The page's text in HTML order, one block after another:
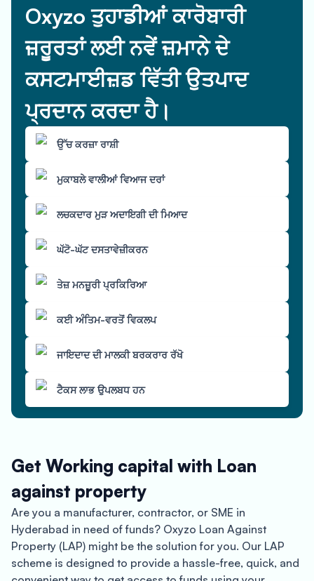
Oxyzo ਤੁਹਾਡੀਆਂ ਕਾਰੋਬਾਰੀ
ਜ਼ਰੂਰਤਾਂ ਲਈ ਨਵੇਂ ਜ਼ਮਾਨੇ ਦੇ
ਕਸਟਮਾਈਜ਼ਡ ਵਿੱਤੀ ਉਤਪਾਦ
ਪ੍ਰਦਾਨ ਕਰਦਾ ਹੈ।
ਉੱਚ ਕਰਜ਼ਾ ਰਾਸ਼ੀ
ਮੁਕਾਬਲੇ ਵਾਲੀਆਂ ਵਿਆਜ ਦਰਾਂ
ਲਚਕਦਾਰ ਮੁੜ ਅਦਾਇਗੀ ਦੀ ਮਿਆਦ
ਘੱਟੋ-ਘੱਟ ਦਸਤਾਵੇਜ਼ੀਕਰਨ
ਤੇਜ਼ ਮਨਜ਼ੂਰੀ ਪ੍ਰਕਿਰਿਆ
ਕਈ ਅੰਤਿਮ-ਵਰਤੋਂ ਵਿਕਲਪ
ਜਾਇਦਾਦ ਦੀ ਮਾਲਕੀ ਬਰਕਰਾਰ ਰੱਖੋ
ਟੈਕਸ ਲਾਭ ਉਪਲਬਧ ਹਨ
Get Working capital with Loan
against property
Are you a manufacturer, contractor, or SME in
Hyderabad in need of funds? Oxyzo Loan Against
Property (LAP) might be the solution for you. Our LAP
scheme is designed to provide a hassle-free, quick, and